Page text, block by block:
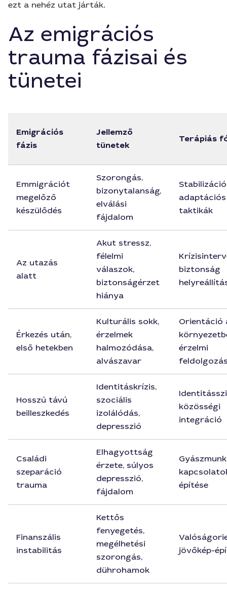
ezt a nehéz utat járták.
Az emigrációs
trauma fázisai és
tünetei
Emigrációs
fázis
Jellemző
tünetek
Terápiás
Emmigrációt
megelőző
készülődés
Szorongás,
bizonytalanság,
elválási
fájdalom
adaptációs
taktikák
Az utazás
alatt
Akut stressz,
félelmi
válaszok,
biztonságérzet
hiánya
biztonság
Érkezés után,
első hetekben
Kulturális sokk,
érzelmek
halmozódása,
alvászavar
Orientáció
érzelmi
Hosszú távú
beilleszkedés
Identitáskrízis,
szociális
izolálódás,
depresszió
közösségi
integráció
Családi
szeparáció
trauma
Elhagyottság
érzete, súlyos
depresszió,
fájdalom
építése
Finanszális
instabilitás
Kettős
fenyegetés,
megélhetési
szorongás,
dührohamok
jövőkép-